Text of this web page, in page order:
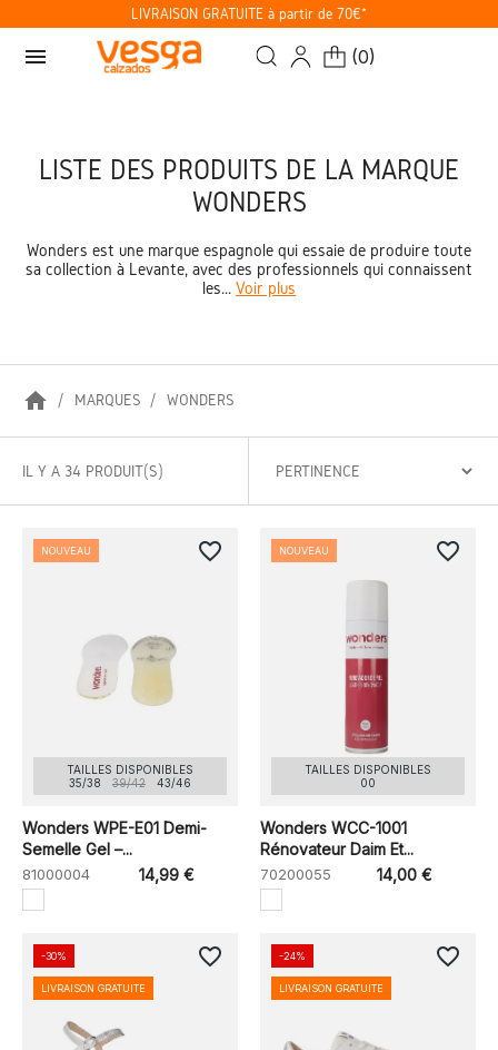
LIVRAISON GRATUITE à partir de 70€*
menu (0)
LISTE DES PRODUITS DE LA MARQUE
WONDERS
Wonders est une marque espagnole qui essaie de produire toute
sa collection à Levante, avec des professionnels qui connaissent
les... Voir plus
home MARQUES WONDERS
IL Y A 34 PRODUIT(S)
TAILLES DISPONIBLES
35/38
39/42 43/46
Wonders WPE-E01 Demi-
Semelle Gel –...
81000004 14,99 €
NOUVEAU favorite_border
TAILLES DISPONIBLES
00
Wonders WCC-1001
Rénovateur Daim Et...
70200055 14,00 €
NOUVEAU favorite_border
-30%
LIVRAISON GRATUITE
favorite_border -24%
LIVRAISON GRATUITE
favorite_border